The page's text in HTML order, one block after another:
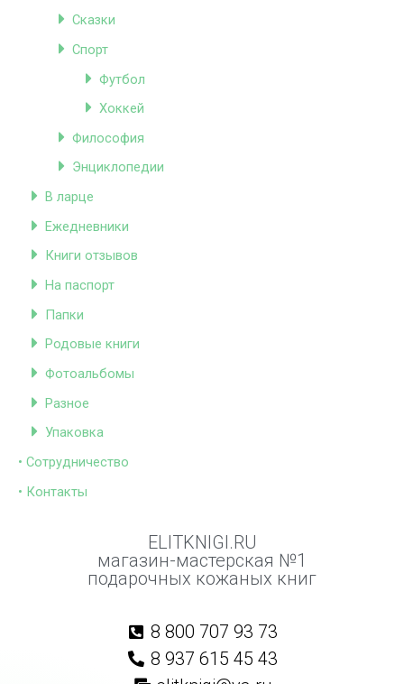
Сказки
Спорт
Футбол
Хоккей
Философия
Энциклопедии
В ларце
Ежедневники
Книги отзывов
На паспорт
Папки
Родовые книги
Фотоальбомы
Разное
Упаковка
• Сотрудничество
• Контакты
ELITKNIGI.RU
магазин-мастерская №1
подарочных кожаных книг
8 800 707 93 73
8 937 615 45 43